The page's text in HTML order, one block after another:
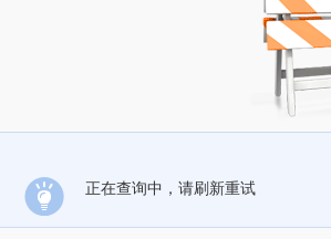
正在查询中，请刷新重试